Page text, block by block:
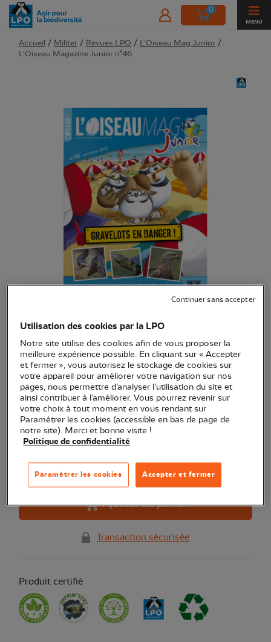
0
MENU
Accueil / Militer / Revues LPO / L'Oiseau Mag Junior /
L'Oiseau Magazine Junior n°46
L'Oiseau Magazine Junior n°46
(Ref.RV0347)
6,00 € EXCLU WEB
La revue nature LPO dès 6 ans (Printemps 2022) :
Gravelots en danger !
Voir plus
Quantité
Dernières pièces en stock !
Ajouter au panier
Transaction sécurisée
Produit certifié
Utilisation des cookies par la LPO
Notre site utilise des cookies afin de vous proposer la
meilleure expérience possible. En cliquant sur « Accepter
et fermer », vous autorisez le stockage de cookies sur
votre appareil pour améliorer votre navigation sur nos
pages, nous permettre d’analyser l’utilisation du site et
ainsi contribuer à l’améliorer. Vous pourrez revenir sur
votre choix à tout moment en vous rendant sur
Paramétrer les cookies (accessible en bas de page de
notre site). Merci et bonne visite !
Politique de confidentialité
Accepter et fermer
Paramétrer les cookies
Continuer sans accepter